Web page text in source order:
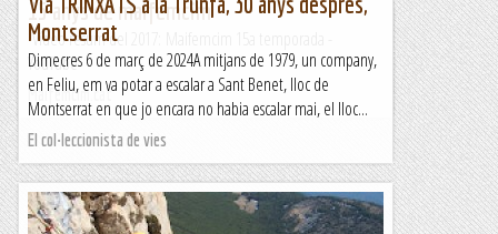
15 anys de maifemcim
Vídeo resum del 2017: Maifemcim 15a temporada -
YouTube
Maifemcim.cat
Montserrat
Dimecres 6 de març de 2024A mitjans de 1979, un company,
en Feliu, em va potar a escalar a Sant Benet, lloc de
Montserrat en que jo encara no habia escalar mai, el lloc...
El col·leccionista de vies